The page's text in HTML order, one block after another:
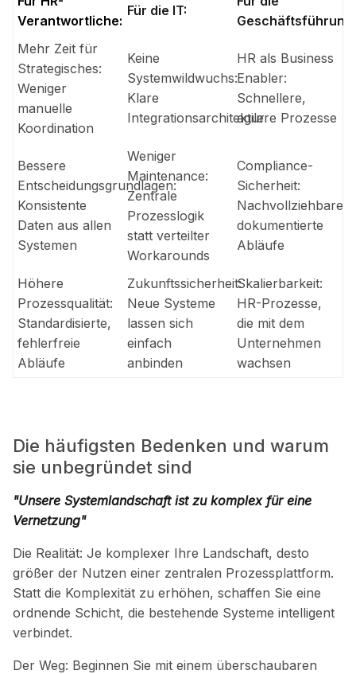
Verantwortliche:
Für die IT:
Geschäftsführung:
Mehr Zeit für
Strategisches:
Weniger
manuelle
Koordination
Keine
Systemwildwuchs:
Klare
Integrationsarchitektur
HR als Business
Enabler:
Schnellere,
agilere Prozesse
Bessere
Entscheidungsgrundlagen:
Konsistente
Daten aus allen
Systemen
Weniger
Maintenance:
Zentrale
Prozesslogik
statt verteilter
Workarounds
Compliance-
Sicherheit:
Nachvollziehbare,
dokumentierte
Abläufe
Höhere
Prozessqualität:
Standardisierte,
fehlerfreie
Abläufe
Zukunftssicherheit:
Neue Systeme
lassen sich
einfach
anbinden
Skalierbarkeit:
HR-Prozesse,
die mit dem
Unternehmen
wachsen
Die häufigsten Bedenken und warum
sie unbegründet sind
"Unsere Systemlandschaft ist zu komplex für eine
Vernetzung"
Die Realität: Je komplexer Ihre Landschaft, desto
größer der Nutzen einer zentralen Prozessplattform.
Statt die Komplexität zu erhöhen, schaffen Sie eine
ordnende Schicht, die bestehende Systeme intelligent
verbindet.
Der Weg: Beginnen Sie mit einem überschaubaren